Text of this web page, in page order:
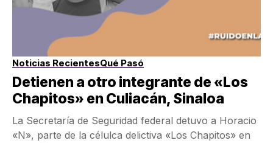
Noticias RecientesQué Pasó
Detienen a otro integrante de «Los
Chapitos» en Culiacán, Sinaloa
La Secretaría de Seguridad federal detuvo a Horacio
«N», parte de la célulca delictiva «Los Chapitos» en